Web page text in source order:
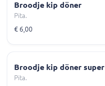
Broodje kip döner
Pita.
€ 6,00
Broodje kip döner super
Pita.